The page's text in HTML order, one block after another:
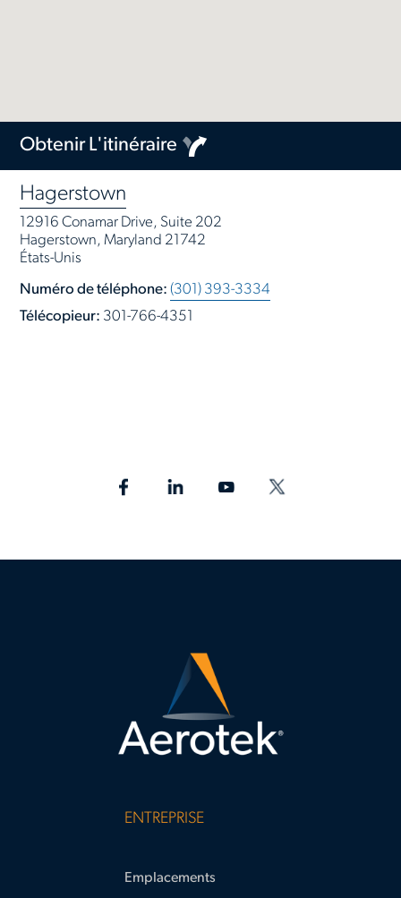
Hagerstown
12916 Conamar Drive, Suite 202
Hagerstown, Maryland 21742
États-Unis
Numéro de téléphone: (301) 393-3334
Télécopieur: 301-766-4351
Obtenir L'itinéraire
ENTREPRISE
Emplacements